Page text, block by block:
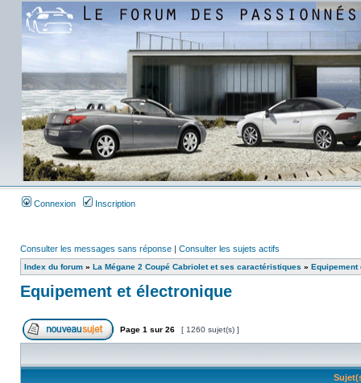
Connexion Inscription
Consulter les messages sans réponse | Consulter les sujets actifs
Index du forum » La Mégane 2 Coupé Cabriolet et ses caractéristiques » Equipement
Equipement et électronique
Page 1 sur 26 [ 1260 sujet(s) ]